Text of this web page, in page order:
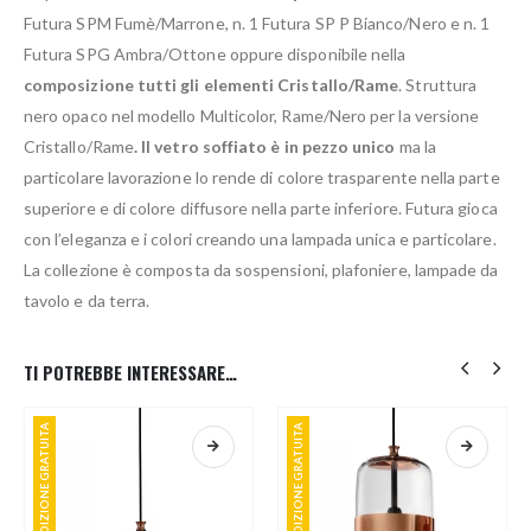
Futura SPM Fumè/Marrone, n. 1 Futura SP P Bianco/Nero e n. 1
Futura SPG Ambra/Ottone oppure disponibile nella
composizione tutti gli elementi Cristallo/Rame. Struttura
nero opaco nel modello Multicolor, Rame/Nero per la versione
Cristallo/Rame. Il vetro soffiato è in pezzo unico ma la
particolare lavorazione lo rende di colore trasparente nella parte
superiore e di colore diffusore nella parte inferiore. Futura gioca
con l’eleganza e i colori creando una lampada unica e particolare.
La collezione è composta da sospensioni, plafoniere, lampade da
tavolo e da terra.
TI POTREBBE INTERESSARE…
SPEDIZIONE GRATUITA SPEDIZIONE GRATUITA